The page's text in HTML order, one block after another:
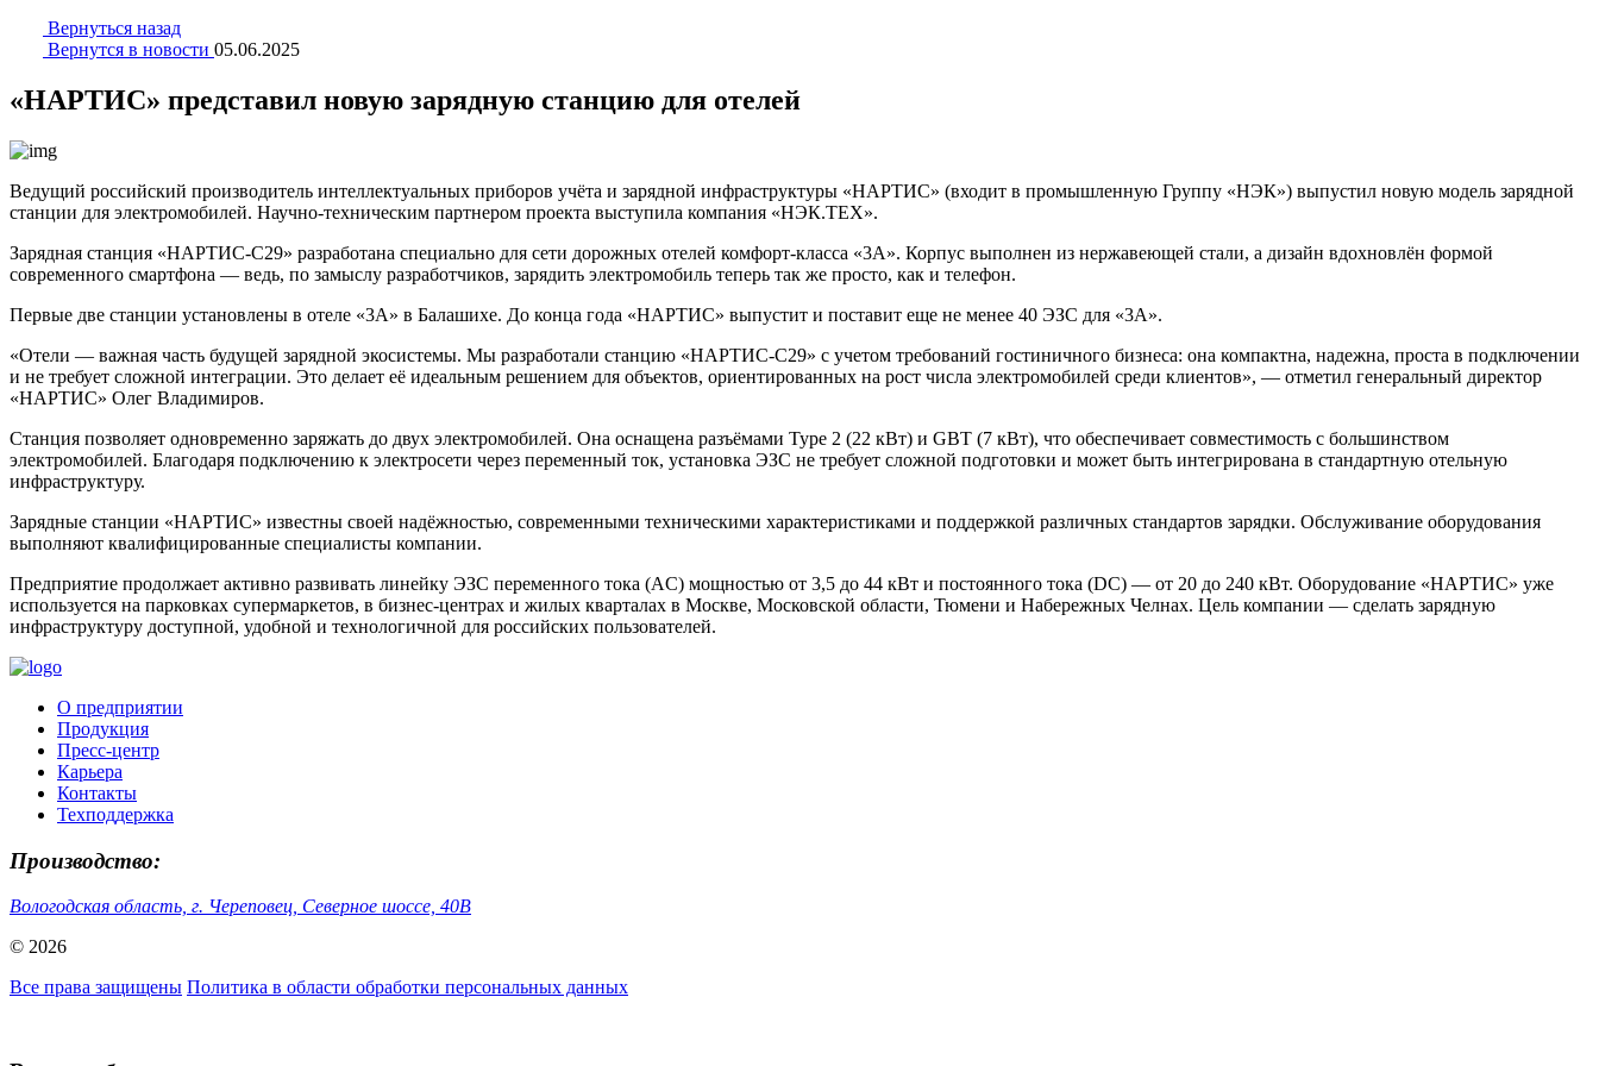
Вернуться назад
Вернутся в новости 05.06.2025
«НАРТИС» представил новую зарядную станцию для отелей
Ведущий российский производитель интеллектуальных приборов учёта и зарядной инфраструктуры «НАРТИС» (входит в промышленную Группу «НЭК») выпустил новую модель зарядной
станции для электромобилей. Научно-техническим партнером проекта выступила компания «НЭК.ТЕХ».
Зарядная станция «НАРТИС-С29» разработана специально для сети дорожных отелей комфорт-класса «3А». Корпус выполнен из нержавеющей стали, а дизайн вдохновлён формой
современного смартфона — ведь, по замыслу разработчиков, зарядить электромобиль теперь так же просто, как и телефон.
Первые две станции установлены в отеле «3А» в Балашихе. До конца года «НАРТИС» выпустит и поставит еще не менее 40 ЭЗС для «3А».
«Отели — важная часть будущей зарядной экосистемы. Мы разработали станцию «НАРТИС-С29» с учетом требований гостиничного бизнеса: она компактна, надежна, проста в подключении
и не требует сложной интеграции. Это делает её идеальным решением для объектов, ориентированных на рост числа электромобилей среди клиентов», — отметил генеральный директор
«НАРТИС» Олег Владимиров.
Станция позволяет одновременно заряжать до двух электромобилей. Она оснащена разъёмами Type 2 (22 кВт) и GBT (7 кВт), что обеспечивает совместимость с большинством
электромобилей. Благодаря подключению к электросети через переменный ток, установка ЭЗС не требует сложной подготовки и может быть интегрирована в стандартную отельную
инфраструктуру.
Зарядные станции «НАРТИС» известны своей надёжностью, современными техническими характеристиками и поддержкой различных стандартов зарядки. Обслуживание оборудования
выполняют квалифицированные специалисты компании.
Предприятие продолжает активно развивать линейку ЭЗС переменного тока (AC) мощностью от 3,5 до 44 кВт и постоянного тока (DC) — от 20 до 240 кВт. Оборудование «НАРТИС» уже
используется на парковках супермаркетов, в бизнес-центрах и жилых кварталах в Москве, Московской области, Тюмени и Набережных Челнах. Цель компании — сделать зарядную
инфраструктуру доступной, удобной и технологичной для российских пользователей.
О предприятии
Продукция
Пресс-центр
Карьера
Контакты
Техподдержка
Производство:
Вологодская область, г. Череповец, Северное шоссе, 40В
© 2026
Все права защищены Политика в области обработки персональных данных